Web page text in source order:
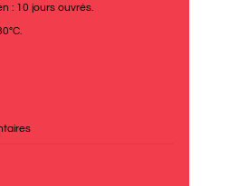
: 10 jours ouvrés.